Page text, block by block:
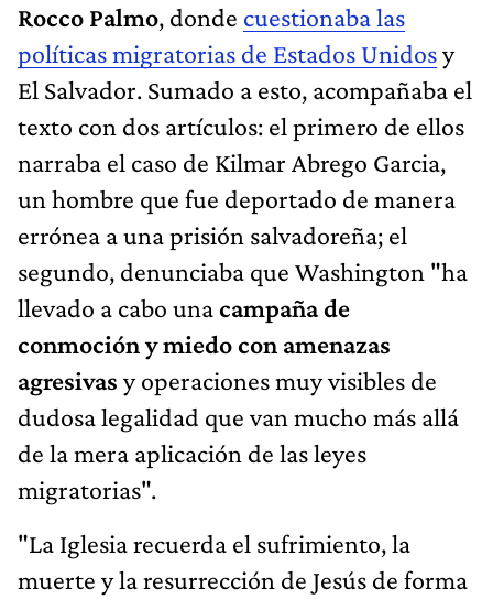
Rocco Palmo, donde cuestionaba las
políticas migratorias de Estados Unidosy
El Salvador. Sumado a esto, acompañaba el
texto con dos artículos: el primero de ellos
narraba el caso de Kilmar Abrego Garcia,
un hombre que fue deportado de manera
errónea a una prisión salvadoreña; el
segundo, denunciaba que Washington "ha
llevado a cabo unacampaña de
conmoción y miedo con amenazas
agresivas y operaciones muy visibles de
dudosa legalidad que van mucho más allá
de la mera aplicación de las leyes
migratorias".
"La Iglesia recuerda el sufrimiento, la
muerte y la resurrección de Jesús de forma